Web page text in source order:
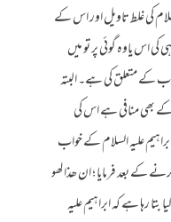
کی غلط تاویل اور اس کے
کی اس یاوہ گوئی پر تو میں
کے متعلق کی ہے۔ البتہ
کے بھی منافی ہے اس کی
علیہ السلام کے خواب
کے بعد فرمایا ؛ ان ھذا لھو
رہا ہے کہ ابراہیم علیہ